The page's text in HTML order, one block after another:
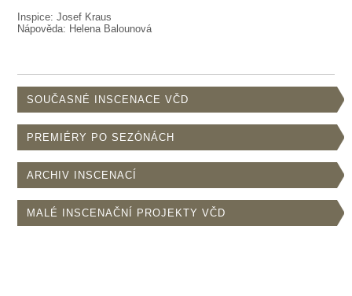
Inspice: Josef Kraus
Nápověda: Helena Balounová
SOUČASNÉ INSCENACE VČD
PREMIÉRY PO SEZÓNÁCH
ARCHIV INSCENACÍ
MALÉ INSCENAČNÍ PROJEKTY VČD